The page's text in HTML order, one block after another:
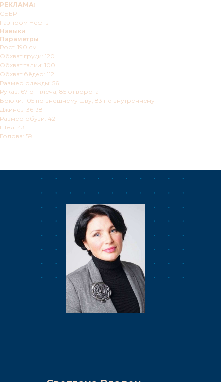
РЕКЛАМА:
СБЕР
Газпром Нефть
Навыки
Параметры
Рост: 190 см
Обхват груди: 120
Обхват талии: 100
Обхват бёдер: 112
Размер одежды: 56
Рукав: 67 от плеча, 85 от ворота
Брюки: 105 по внешнему шву, 83 по внутреннему
Джинсы 36-38
Размер обуви: 42
Шея: 43
Голова: 59